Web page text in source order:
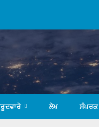
ਲੇਖ ਸੰਪਰਕ